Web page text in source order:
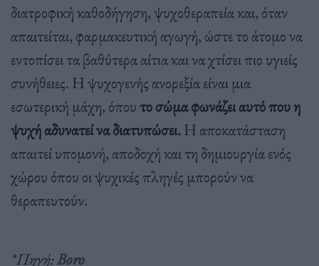
διατροφική καθοδήγηση, ψυχοθεραπεία και, όταν
απαιτείται, φαρμακευτική αγωγή, ώστε το άτομο να
εντοπίσει τα βαθύτερα αίτια και να χτίσει πιο υγιείς
συνήθειες. Η ψυχογενής ανορεξία είναι μια
εσωτερική μάχη, όπουτο σώμα φωνάζει αυτό που η
ψυχή αδυνατεί να διατυπώσει.Η αποκατάσταση
απαιτεί υπομονή, αποδοχή και τη δημιουργία ενός
χώρου όπου οι ψυχικές πληγές μπορούν να
θεραπευτούν.
*Πηγή:Boro